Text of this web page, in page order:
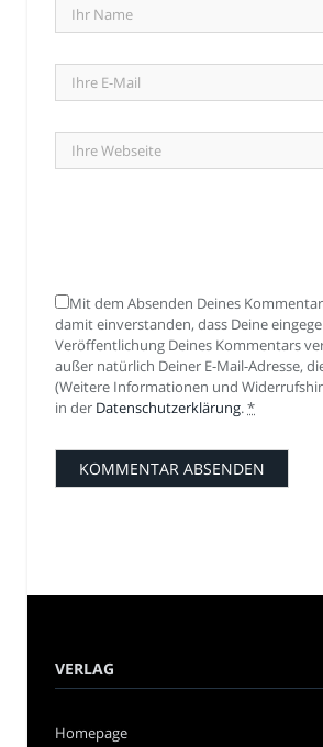
Mit dem Absenden Deines
damit einverstanden, dass Deine
Veröffentlichung Deines Kommentars
außer natürlich Deiner E-Mail-Adresse,
(Weitere Informationen und
in der Datenschutzerklärung.*
VERLAG
Homepage